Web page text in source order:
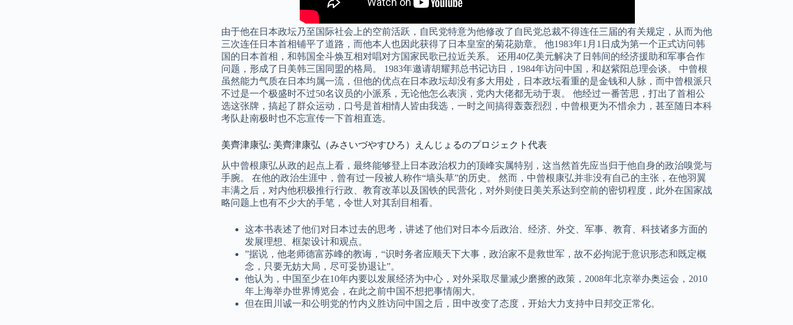
由于他在日本政坛乃至国际社会上的空前活跃，自民党特意为他修改了自民党总裁不得连任三届的有关规定，从而为他
三次连任日本首相铺平了道路，而他本人也因此获得了日本皇室的菊花勋章。 他1983年1月1日成为第一个正式访问韩
国的日本首相，和韩国全斗焕互相对唱对方国家民歌已拉近关系。 还用40亿美元解决了日韩间的经济援助和军事合作
问题，形成了日美韩三国同盟的格局。 1983年邀请胡耀邦总书记访日，1984年访问中国，和赵紫阳总理会谈。 中曾根
虽然能力气质在日本均属一流，但他的优点在日本政坛却没有多大用处，日本政坛看重的是金钱和人脉，而中曾根派只
不过是一个极盛时不过50名议员的小派系，无论他怎么表演，党内大佬都无动于衷。 他经过一番苦思，打出了首相公
选这张牌，搞起了群众运动，口号是首相情人皆由我选，一时之间搞得轰轰烈烈，中曾根更为不惜余力，甚至随日本科
考队赴南极时也不忘宣传一下首相直选。
美齊津康弘: 美齊津康弘（みさいづやすひろ）えんじょるのプロジェクト代表
从中曾根康弘从政的起点上看，最终能够登上日本政治权力的顶峰实属特别，这当然首先应当归于他自身的政治嗅觉与
手腕。 在他的政治生涯中，曾有过一段被人称作“墙头草”的历史。 然而，中曾根康弘并非没有自己的主张，在他羽翼
丰满之后，对内他积极推行行政、教育改革以及国铁的民营化，对外则使日美关系达到空前的密切程度，此外在国家战
略问题上也有不少大的手笔，令世人对其刮目相看。
这本书表述了他们对日本过去的思考，讲述了他们对日本今后政治、经济、外交、军事、教育、科技诸多方面的
发展理想、框架设计和观点。
”据说，他老师德富苏峰的教诲，“识时务者应顺天下大事，政治家不是救世军，故不必拘泥于意识形态和既定概
念，只要无妨大局，尽可妥协退让”。
他认为，中国至少在10年内要以发展经济为中心，对外采取尽量减少磨擦的政策，2008年北京举办奥运会，2010
年上海举办世界博览会，在此之前中国不想把事情闹大。
但在田川诚一和公明党的竹内义胜访问中国之后，田中改变了态度，开始大力支持中日邦交正常化。